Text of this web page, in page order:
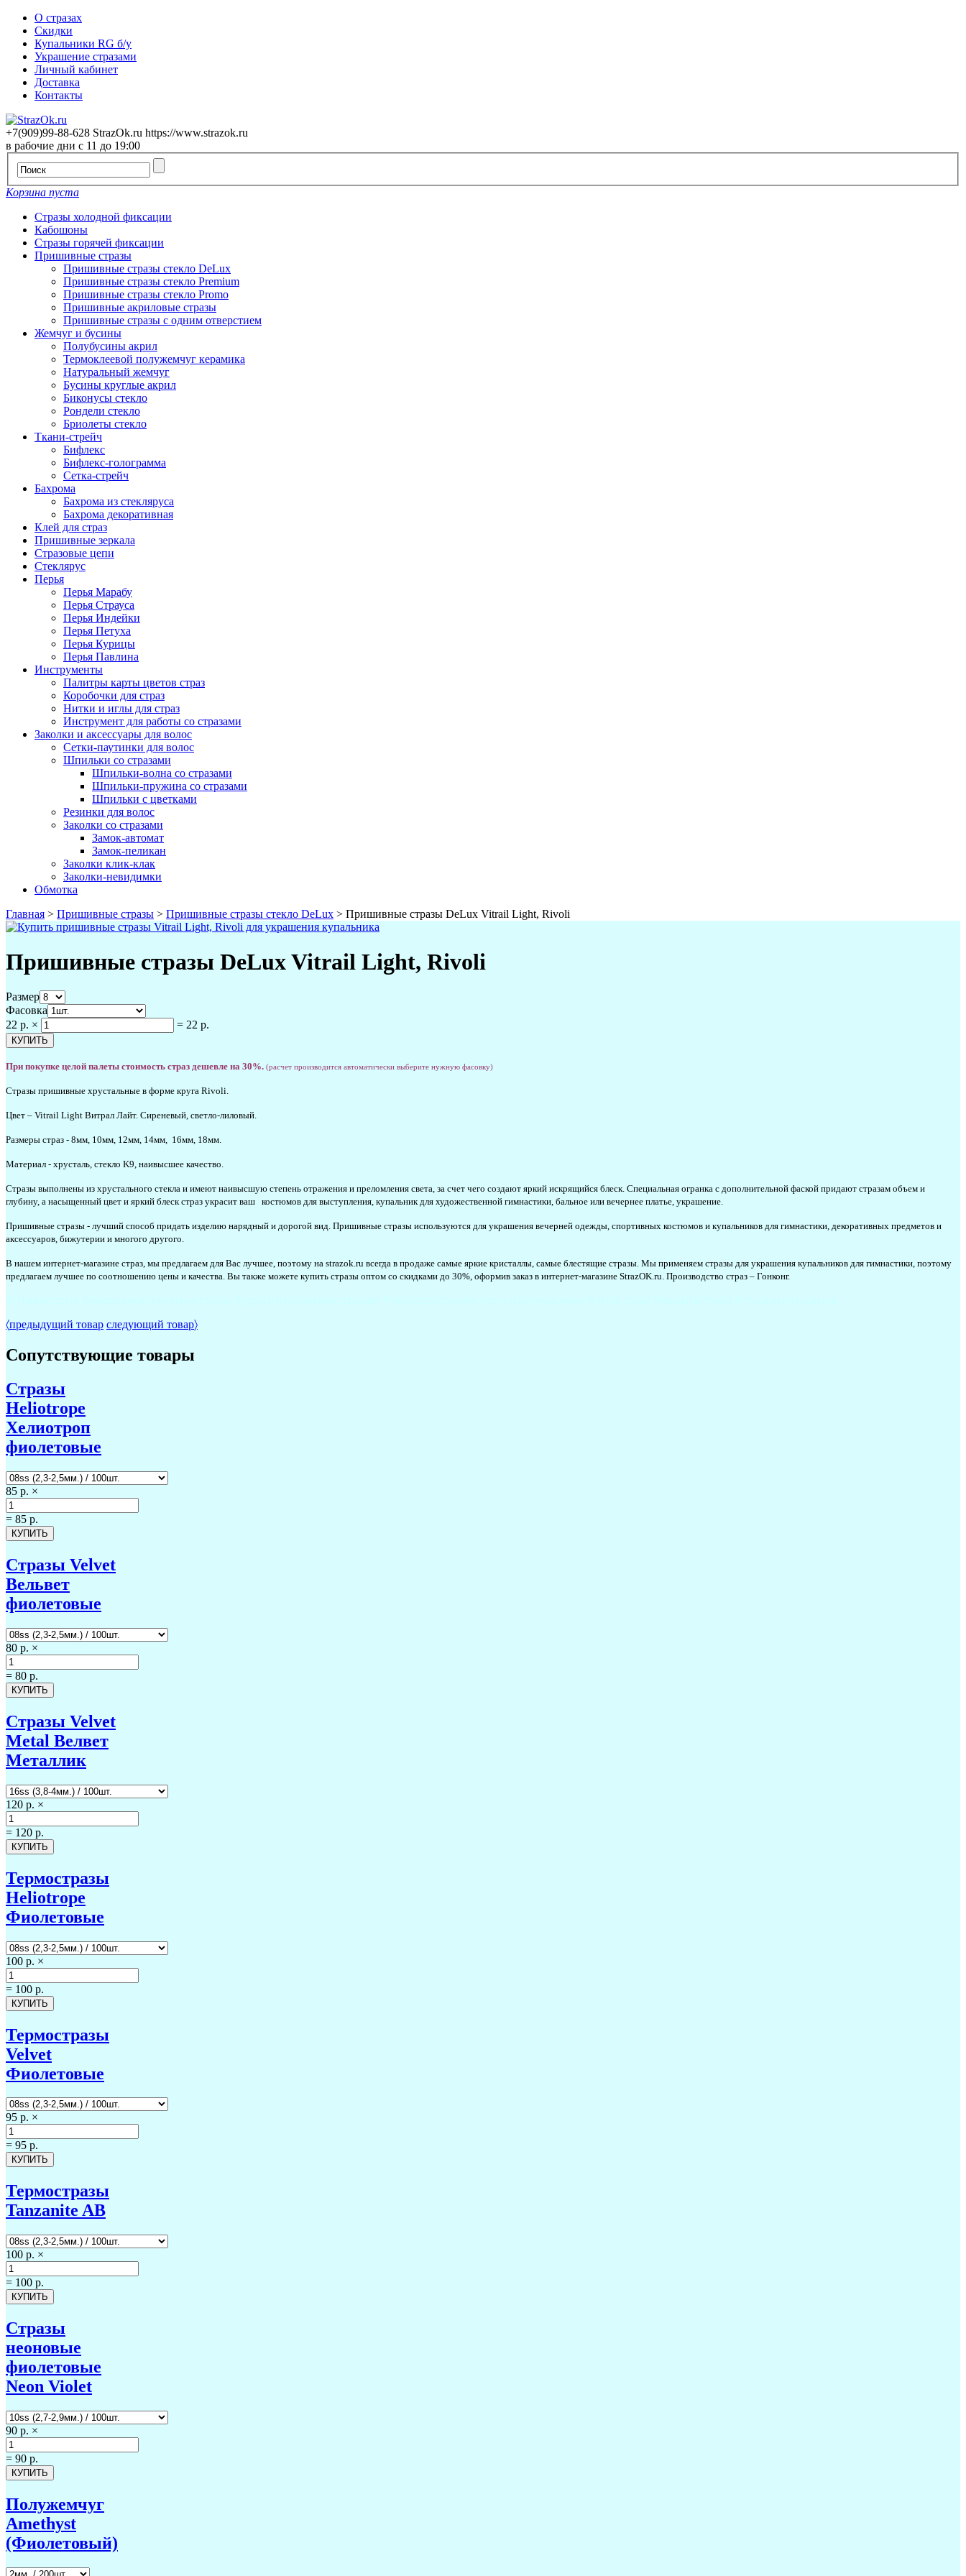
О стразах
Скидки
Купальники RG б/у
Украшение стразами
Личный кабинет
Доставка
Контакты
+7(909)99-88-628 StrazOk.ru https://www.strazok.ru
в рабочие дни с 11 до 19:00
Корзина пуста
Стразы холодной фиксации
Кабошоны
Стразы горячей фиксации
Пришивные стразы
Пришивные стразы стекло DeLux
Пришивные стразы стекло Premium
Пришивные стразы стекло Promo
Пришивные акриловые стразы
Пришивные стразы с одним отверстием
Жемчуг и бусины
Полубусины акрил
Термоклеевой полужемчуг керамика
Натуральный жемчуг
Бусины круглые акрил
Биконусы стекло
Рондели стекло
Бриолеты стекло
Ткани-стрейч
Бифлекс
Бифлекс-голограмма
Сетка-стрейч
Бахрома
Бахрома из стекляруса
Бахрома декоративная
Клей для страз
Пришивные зеркала
Cтразовые цепи
Стеклярус
Перья
Перья Марабу
Перья Страуса
Перья Индейки
Перья Петуха
Перья Курицы
Перья Павлина
Инструменты
Палитры карты цветов страз
Коробочки для страз
Нитки и иглы для страз
Инструмент для работы со стразами
Заколки и аксессуары для волос
Сетки-паутинки для волос
Шпильки со стразами
Шпильки-волна со стразами
Шпильки-пружина со стразами
Шпильки с цветками
Резинки для волос
Заколки со стразами
Замок-автомат
Замок-пеликан
Заколки клик-клак
Заколки-невидимки
Обмотка
Главная > Пришивные стразы > Пришивные стразы стекло DeLux > Пришивные стразы DeLux Vitrail Light, Rivoli
Пришивные стразы DeLux Vitrail Light, Rivoli
Размер
Фасовка
22 р. × = 22 р.
При покупке целой палеты стоимость страз дешевле на 30%. (расчет производится автоматически выберите нужную фасовку)
Стразы пришивные хрустальные в форме круга Rivoli.
Цвет – Vitrail Light Витрал Лайт. Сиреневый, светло-лиловый.
Размеры страз - 8мм, 10мм, 12мм, 14мм, 16мм, 18мм.
Материал - хрусталь, стекло K9, наивысшее качество.
Стразы выполнены из хрустального стекла и имеют наивысшую степень отражения и преломления света, за счет чего создают яркий искрящийся блеск. Специальная огранка с дополнительной фаской придают стразам объем и
глубину, а насыщенный цвет и яркий блеск страз украсит ваш костюмов для выступления, купальник для художественной гимнастики, бальное или вечернее платье, украшение.
Пришивные стразы - лучший способ придать изделию нарядный и дорогой вид. Пришивные стразы используются для украшения вечерней одежды, спортивных костюмов и купальников для гимнастики, декоративных предметов и
аксессуаров, бижутерии и многого другого.
В нашем интернет-магазине страз, мы предлагаем для Вас лучшее, поэтому на strazok.ru всегда в продаже самые яркие кристаллы, самые блестящие стразы. Мы применяем стразы для украшения купальников для гимнастики, поэтому
предлагаем лучшее по соотношению цены и качества. Вы также можете купить стразы оптом со скидками до 30%, оформив заказ в интернет-магазине StrazOK.ru. Производство страз – Гонконг.
〈предыдущий товар следующий товар〉
Сопутствующие товары
Стразы
Heliotrope
Хелиотроп
фиолетовые
85 р. ×
= 85 р.
Стразы Velvet
Вельвет
фиолетовые
80 р. ×
= 80 р.
Стразы Velvet
Metal Велвет
Металлик
120 р. ×
= 120 р.
Термостразы
Heliotrope
Фиолетовые
100 р. ×
= 100 р.
Термостразы
Velvet
Фиолетовые
95 р. ×
= 95 р.
Термостразы
Tanzanite AB
100 р. ×
= 100 р.
Стразы
неоновые
фиолетовые
Neon Violet
90 р. ×
= 90 р.
Полужемчуг
Amethyst
(Фиолетовый)